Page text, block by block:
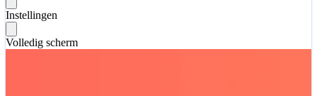
Instellingen
Volledig scherm